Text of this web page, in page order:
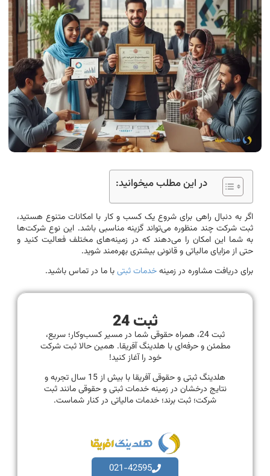
در این مطلب میخوانید:
اگر به دنبال راهی برای شروع یک کسب و کار با امکانات متنوع هستید،
ثبت شرکت چند منظوره می‌تواند گزینه مناسبی باشد. این نوع شرکت‌ها
به شما این امکان را می‌دهند که در زمینه‌های مختلف فعالیت کنید و
حتی از مزایای مالیاتی و قانونی بیشتری بهره‌مند شوید.
برای دریافت مشاوره در زمینهخدمات ثبتیبا ما در تماس باشید.
ثبت 24
ثبت 24، همراه حقوقی شما در مسیر کسب‌وکار؛ سریع،
مطمئن و حرفه‌ای با هلدینگ آفریقا. همین حالا ثبت شرکت
خود را آغاز کنید!
هلدینگ ثبتی و حقوقی آفریقا با بیش از 15 سال تجربه و
نتایج درخشان در زمینه خدمات ثبتی و حقوقی مانند ثبت
شرکت؛ ثبت برند؛ خدمات مالیاتی در کنار شماست.
021-42595